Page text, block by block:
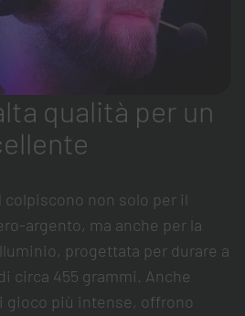
qualità per un
colpiscono non solo per il
argento, ma anche per la
progettata per durare a
circa 455 grammi. Anche
gioco più intense, offrono